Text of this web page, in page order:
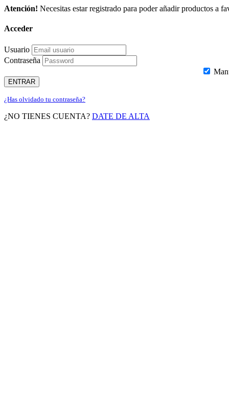
Atención! Necesitas estar registrado para poder añadir productos a
Acceder
Usuario
Contraseña
ENTRAR
¿Has olvidado tu contraseña?
¿NO TIENES CUENTA? DATE DE ALTA